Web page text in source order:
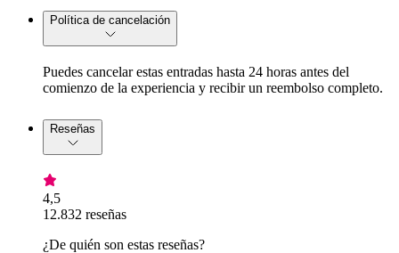
Política de cancelación
Puedes cancelar estas entradas hasta 24 horas antes del
comienzo de la experiencia y recibir un reembolso completo.
Reseñas
4,5
12.832 reseñas
¿De quién son estas reseñas?